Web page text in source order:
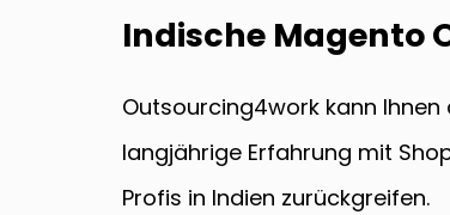
Indische Magento
Outsourcing4work kann
langjährige Erfahrung mit
Profis in Indien zurückgreifen.